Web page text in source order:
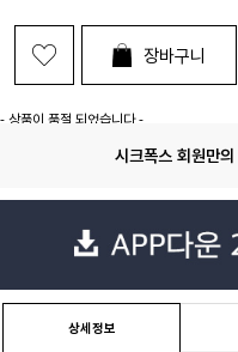
장바구니
- 상품이 품절 되었습니다 -
시크폭스 회원만의
상세정보